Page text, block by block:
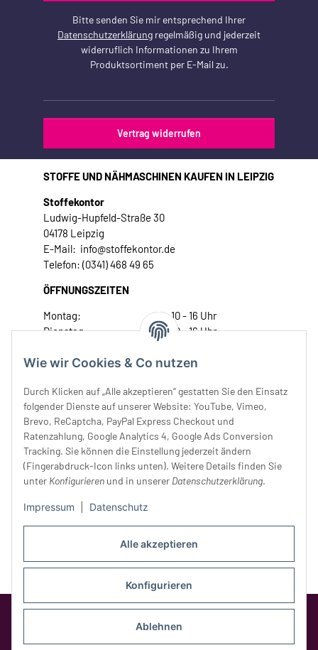
Alle akzeptieren
Konfigurieren
Ablehnen
Wie wir Cookies & Co nutzen
Durch Klicken auf „Alle akzeptieren“ gestatten Sie den Einsatz
folgender Dienste auf unserer Website: YouTube, Vimeo,
Brevo, ReCaptcha, PayPal Express Checkout und
Ratenzahlung, Google Analytics 4, Google Ads Conversion
Tracking. Sie können die Einstellung jederzeit ändern
(Fingerabdruck-Icon links unten). Weitere Details finden Sie
unter Konfigurieren und in unserer Datenschutzerklärung.
Impressum Datenschutz
Bitte senden Sie mir entsprechend Ihrer
Datenschutzerklärung regelmäßig und jederzeit
widerruflich Informationen zu Ihrem
Produktsortiment per E-Mail zu.
Vertrag widerrufen
STOFFE UND NÄHMASCHINEN KAUFEN IN LEIPZIG
Stoffekontor
Ludwig-Hupfeld-Straße 30
04178 Leipzig
E-Mail: info@stoffekontor.de
Telefon: (0341) 468 49 65
ÖFFNUNGSZEITEN
Montag:
10 - 16 Uhr
Dienstag:
10 - 16 Uhr
Donnerstag:
10 - 18 Uhr
Samstag:
10 - 14 Uhr
Unser Service
Rechtliches
Google Analytics deaktivierenStatus: